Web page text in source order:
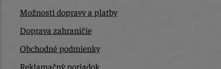
Možnosti dopravy a platby
Doprava zahraničie
Obchodné podmienky
Reklamačný poriadok